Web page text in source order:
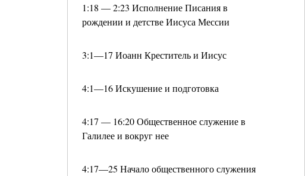
1:18 — 2:23 Исполнение Писания в
рождении и детстве Иисуса Мессии
3:1—17 Иоанн Креститель и Иисус
4:1—16 Искушение и подготовка
4:17 — 16:20 Общественное служение в
Галилее и вокруг нее
4:17—25 Начало общественного служения